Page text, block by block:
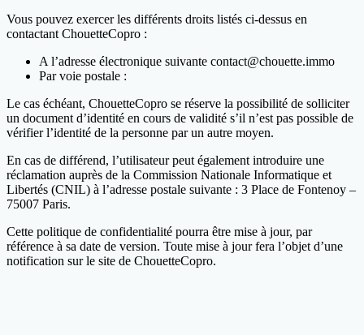
Vous pouvez exercer les différents droits listés ci-dessus en
contactant ChouetteCopro :
A l’adresse électronique suivante contact@chouette.immo
Par voie postale :
Le cas échéant, ChouetteCopro se réserve la possibilité de solliciter
un document d’identité en cours de validité s’il n’est pas possible de
vérifier l’identité de la personne par un autre moyen.
En cas de différend, l’utilisateur peut également introduire une
réclamation auprès de la Commission Nationale Informatique et
Libertés (CNIL) à l’adresse postale suivante : 3 Place de Fontenoy –
75007 Paris.
Cette politique de confidentialité pourra être mise à jour, par
référence à sa date de version. Toute mise à jour fera l’objet d’une
notification sur le site de ChouetteCopro.